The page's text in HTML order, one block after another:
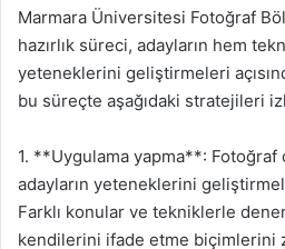
Marmara Üniversitesi Fotoğraf
hazırlık süreci, adayların hem
yeteneklerini geliştirmeleri
bu süreçte aşağıdaki stratejileri
1. **Uygulama yapma**: Fotoğraf
adayların yeteneklerini
Farklı konular ve tekniklerle
kendilerini ifade etme biçimlerini